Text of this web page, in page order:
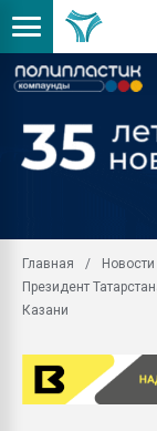
Главная
Новости
Президент
Казани